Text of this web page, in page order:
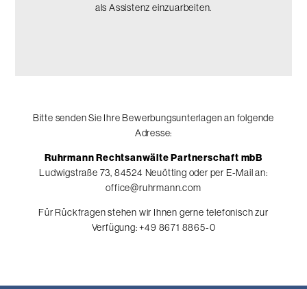
als Assistenz einzuarbeiten.
Bitte senden Sie Ihre Bewerbungsunterlagen an folgende
Adresse:
Ruhrmann Rechtsanwälte Partnerschaft mbB
Ludwigstraße 73, 84524 Neuötting oder per E-Mail an:
office@ruhrmann.com
Für Rückfragen stehen wir Ihnen gerne telefonisch zur
Verfügung:+49 8671 8865-0